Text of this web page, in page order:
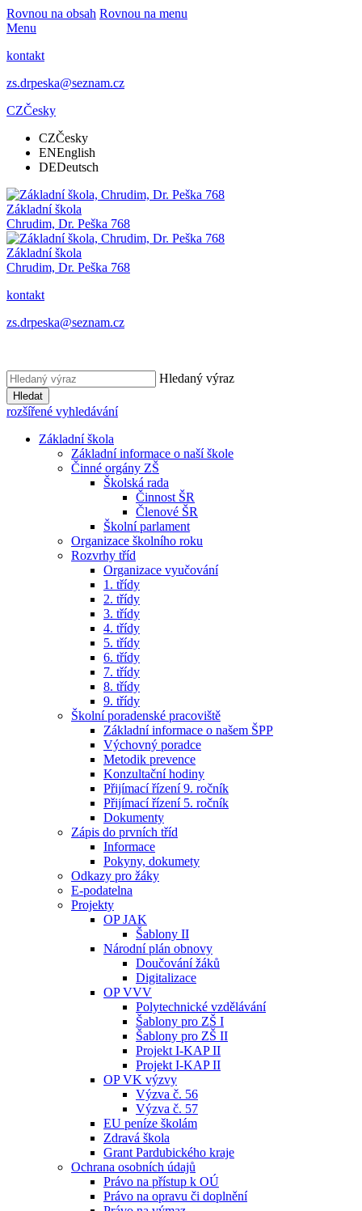
Rovnou na obsah Rovnou na menu
Menu
kontakt
zs.drpeska@seznam.cz
CZČesky
CZČesky
ENEnglish
DEDeutsch
Základní škola
Chrudim, Dr. Peška 768
Základní škola
Chrudim, Dr. Peška 768
kontakt
zs.drpeska@seznam.cz
Hledaný výraz
Hledat
rozšířené vyhledávání
Základní škola
Základní informace o naší škole
Činné orgány ZŠ
Školská rada
Činnost ŠR
Členové ŠR
Školní parlament
Organizace školního roku
Rozvrhy tříd
Organizace vyučování
1. třídy
2. třídy
3. třídy
4. třídy
5. třídy
6. třídy
7. třídy
8. třídy
9. třídy
Školní poradenské pracoviště
Základní informace o našem ŠPP
Výchovný poradce
Metodik prevence
Konzultační hodiny
Přijímací řízení 9. ročník
Přijímací řízení 5. ročník
Dokumenty
Zápis do prvních tříd
Informace
Pokyny, dokumety
Odkazy pro žáky
E-podatelna
Projekty
OP JAK
Šablony II
Národní plán obnovy
Doučování žáků
Digitalizace
OP VVV
Polytechnické vzdělávání
Šablony pro ZŠ I
Šablony pro ZŠ II
Projekt I-KAP II
Projekt I-KAP II
OP VK výzvy
Výzva č. 56
Výzva č. 57
EU peníze školám
Zdravá škola
Grant Pardubického kraje
Ochrana osobních údajů
Právo na přístup k OÚ
Právo na opravu či doplnění